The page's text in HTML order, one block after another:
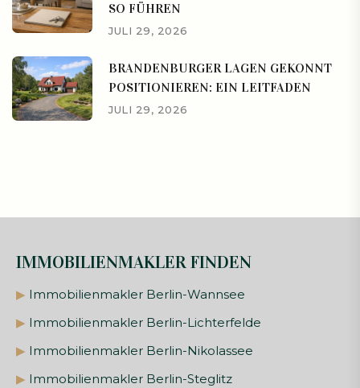
SO FÜHREN
JULI 29, 2026
BRANDENBURGER LAGEN GEKONNT
POSITIONIEREN: EIN LEITFADEN
JULI 29, 2026
IMMOBILIENMAKLER FINDEN
▶ Immobilienmakler Berlin-Wannsee
▶ Immobilienmakler Berlin-Lichterfelde
▶ Immobilienmakler Berlin-Nikolassee
▶ Immobilienmakler Berlin-Steglitz